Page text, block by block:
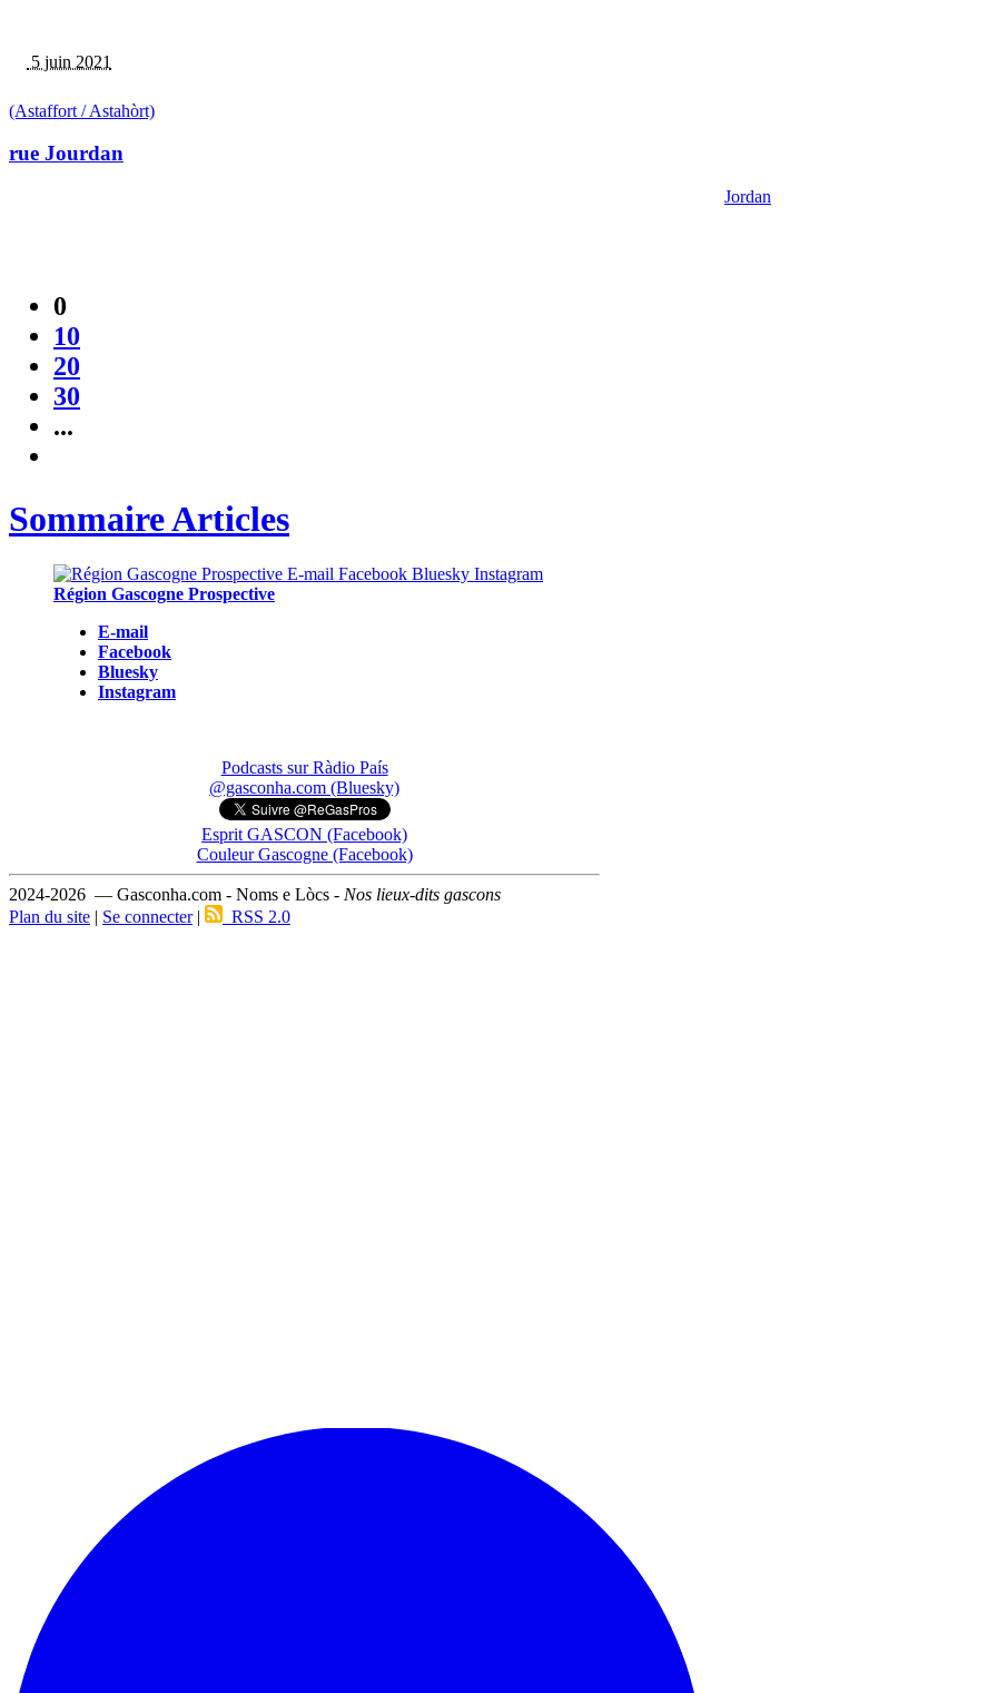
5 juin 2021
(Astaffort / Astahòrt)
rue Jourdan
Jordan
0
10
20
30
...
Sommaire Articles
Région Gascogne Prospective
E-mail
Facebook
Bluesky
Instagram
Podcasts sur Ràdio País
@gasconha.com (Bluesky)
Esprit GASCON (Facebook)
Couleur Gascogne (Facebook)
2024-2026 — Gasconha.com - Noms e Lòcs - Nos lieux-dits gascons
Plan du site | Se connecter| RSS 2.0